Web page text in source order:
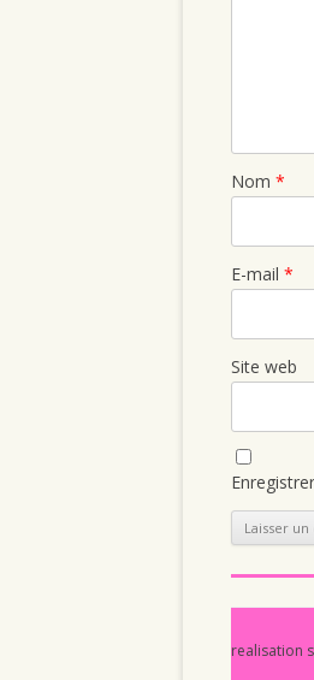
Nom *
E-mail *
Site web
realisation